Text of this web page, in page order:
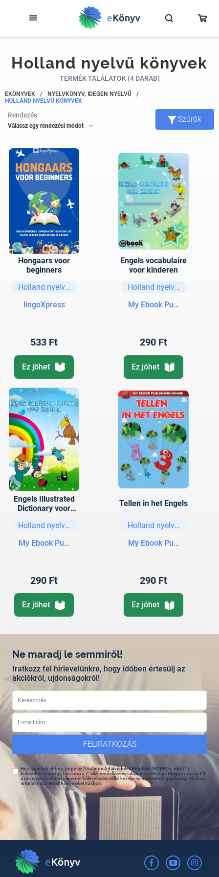
Holland nyelvű könyvek
TERMÉK TALÁLATOK (4 DARAB)
EKÖNYVEK / NYELVKÖNYV, IDEGEN NYELVŰ
/
HOLLAND NYELVŰ KÖNYVEK
Rendezés:
Válassz egy rendezési módot
Szűrők
Hongaars voor
beginners
Holland nyelvű könyvek
lingoXpress
533 Ft
Ez jöhet
Engels vocabulaire
voor kinderen
Holland nyelvű könyvek
My Ebook Publishing
290 Ft
Ez jöhet
Engels Illustrated
Dictionary voor
Holland nyelvű könyvek
My Ebook Publishing House
290 Ft
Ez jöhet
Tellen in het Engels
Holland nyelvű könyvek
My Ebook Publishing
290 Ft
Ez jöhet
Ne maradj le semmiről!
Iratkozz fel hírlevelünkre, hogy időben értesülj az
akciókról, ujdonságokról!
FELIRATKOZÁS
Hozzájárulok ahhoz, hogy az Általános Adatvédelmi Rendelet (GDPR) 6. cikk (1)
bekezdés b) pontja, továbbá a 7. cikk rendelkezése alapján az eKönyv Magyarország Kft.
a nevemet és e-mail címemet hírlevelezési céllal kezelje és a részemre gazdasági reklámot
is tartalmazó email hírleveleket küldjön.